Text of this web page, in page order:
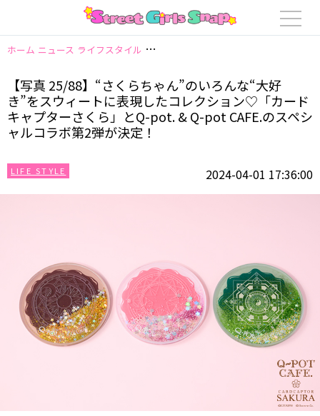
ホーム ニュース ライフスタイル 【写真 25/88】“さくらちゃん”のいろん
【写真 25/88】“さくらちゃん”のいろんな“大好
き”をスウィートに表現したコレクション♡「カード
キャプターさくら」とQ-pot. & Q-pot CAFE.のスペシ
ャルコラボ第2弾が決定！
LIFE STYLE 2024-04-01 17:36:00